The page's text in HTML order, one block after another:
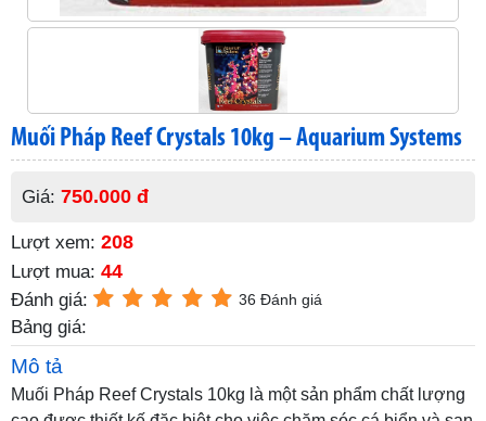
Muối Pháp Reef Crystals 10kg – Aquarium Systems
Giá: 750.000 đ
Lượt xem: 208
Lượt mua: 44
Đánh giá: 36 Đánh giá
Bảng giá:
Mô tả
Muối Pháp Reef Crystals 10kg là một sản phẩm chất lượng